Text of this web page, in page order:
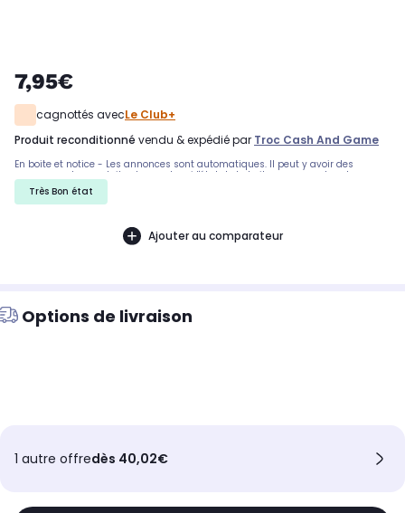
7,95€
cagnottés avecLe Club+
produit reconditionné vendu & expédié par Troc Cash And Game
En boite et notice - Les annonces sont automatiques. Il peut y avoir des
rayures sur les produits, demandez si l'état de la boite par exemple est
important. Nous ne pouvons pas tout detailler
Très Bon état
Ajouter au comparateur
Options de livraison
1 autre offredès 40,02€